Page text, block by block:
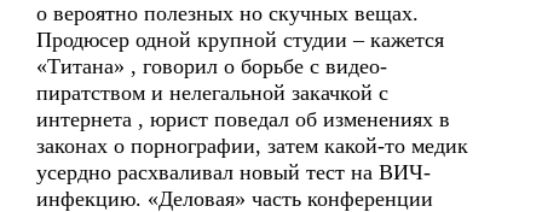
о вероятно полезных но скучных вещах.
Продюсер одной крупной студии – кажется
«Титана» , говорил о борьбе с видео-
пиратством и нелегальной закачкой с
интернета , юрист поведал об изменениях в
законах о порнографии, затем какой-то медик
усердно расхваливал новый тест на ВИЧ-
инфекцию. «Деловая» часть конференции